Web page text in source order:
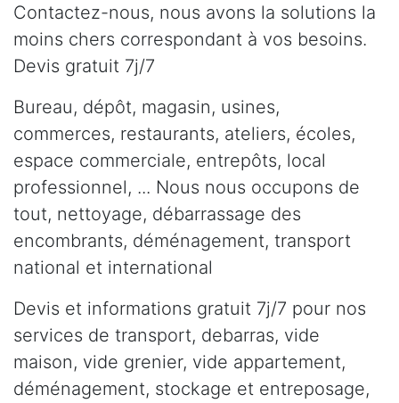
Contactez-nous, nous avons la solutions la
moins chers correspondant à vos besoins.
Devis gratuit 7j/7
Bureau, dépôt, magasin, usines,
commerces, restaurants, ateliers, écoles,
espace commerciale, entrepôts, local
professionnel, ... Nous nous occupons de
tout, nettoyage, débarrassage des
encombrants, déménagement, transport
national et international
Devis et informations gratuit 7j/7 pour nos
services de transport, debarras, vide
maison, vide grenier, vide appartement,
déménagement, stockage et entreposage,